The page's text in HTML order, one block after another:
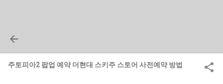
주토피아2 팝업 예약 더현대 스키주 스토어 사전예약 방법